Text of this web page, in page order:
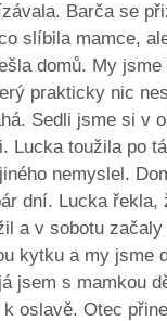
Barča se
slíbila mamce,
domů. My
prakticky nic
Sedli jsme si v
Lucka toužila po
nemyslel.
dní. Lucka řekla,
a v sobotu
kytku a my jsme
jsem s mamkou
oslavě. Otec